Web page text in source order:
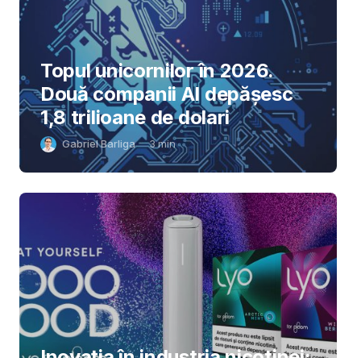
Topul unicornilor în 2026.
Două companii AI depășesc
1,8 trilioane de dolari
Gabriel Barliga 3min